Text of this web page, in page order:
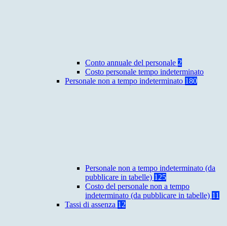
Conto annuale del personale 2
Costo personale tempo indeterminato
Personale non a tempo indeterminato 180
Personale non a tempo indeterminato (da
pubblicare in tabelle) 125
Costo del personale non a tempo
indeterminato (da pubblicare in tabelle) 11
Tassi di assenza 12